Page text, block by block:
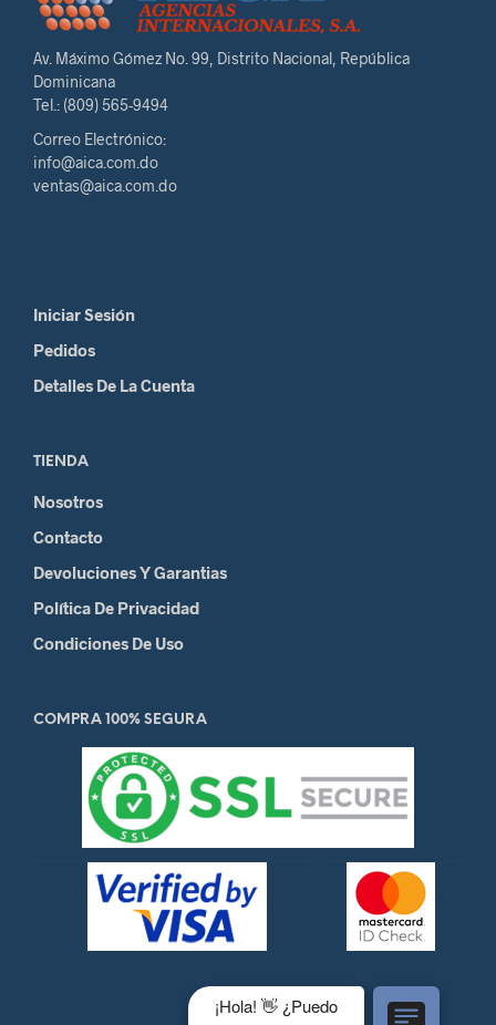
Av. Máximo Gómez No. 99, Distrito Nacional, República
Dominicana
Tel.: (809) 565-9494
Correo Electrónico:
info@aica.com.do
ventas@aica.com.do
Iniciar Sesión
Pedidos
Detalles De La Cuenta
TIENDA
Nosotros
Contacto
Devoluciones Y Garantias
Política De Privacidad
Condiciones De Uso
COMPRA 100% SEGURA